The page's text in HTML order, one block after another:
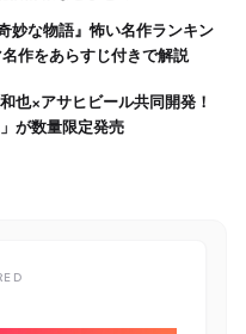
作をあらすじ付きで解説
が数量限定発売